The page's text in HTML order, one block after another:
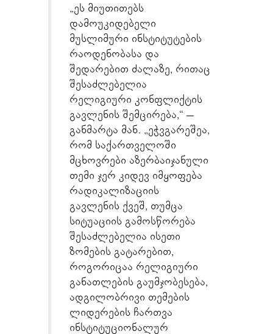
„ეს მიუთითებს
დამოუკიდებელი
მუსლიმური ინსტიტუტების
რაოდენობასა და
შედარებით ძალაზე, რითაც
შესაძლებელია
რელიგიური კონფლიქტის
გავლენის შემცირება,“ –
განმარტა მან. „ეჭვგარეშეა,
რომ საქართველოში
მცხოვრები აზერბაიჯანული
თემი ჯერ კიდევ იმყოფება
რადიკალიზაციის
გავლენის ქვეშ, თუმცა
სიტუაციის გამოსწორება
შესაძლებელია ისეთი
ზომების გატარებით,
როგორიცაა რელიგიური
განათლების გაუმჯობესება,
ადგილობრივი თემების
ლიდერების ჩართვა
ინსტიტუციონალურ